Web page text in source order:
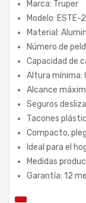
Marca: Truper
Modelo: ESTE-
Material:
Número de
Capacidad de
Altura mínima:
Alcance
Seguros
Tacones
Compacto,
Ideal para el
Medidas
Garantía: 12